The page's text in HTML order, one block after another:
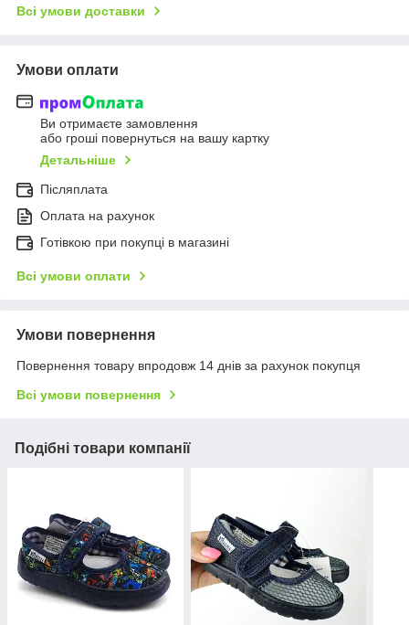
Всі умови доставки
Умови оплати
Ви отримаєте замовлення
або гроші повернуться на вашу картку
Детальніше
Післяплата
Оплата на рахунок
Готівкою при покупці в магазині
Всі умови оплати
Умови повернення
Повернення товару впродовж 14 днів за рахунок покупця
Всі умови повернення
Подібні товари компанії